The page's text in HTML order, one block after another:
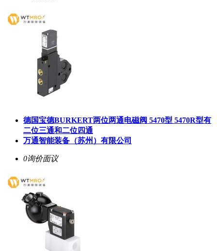
德国宝德BURKERT两位两通电磁阀 5470型 5470R型有
二位三通和二位四通
万通智能装备（苏州）有限公司
0询价面议